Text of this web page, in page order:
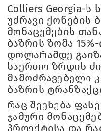
Colliers Georgia-ს
უძრავი ქონების
მონაცემების
ბაზრის ზომა
დოლარამდე
საერთო ზრდის
მამოძრავებელი
ბაზრის
რაც შეეხება
ჯამური
პროექტისა და